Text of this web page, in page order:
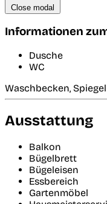
Close modal
Informationen
Dusche
WC
Waschbecken, Spiegel
Ausstattung
Balkon
Bügelbrett
Bügeleisen
Essbereich
Gartenmöbel